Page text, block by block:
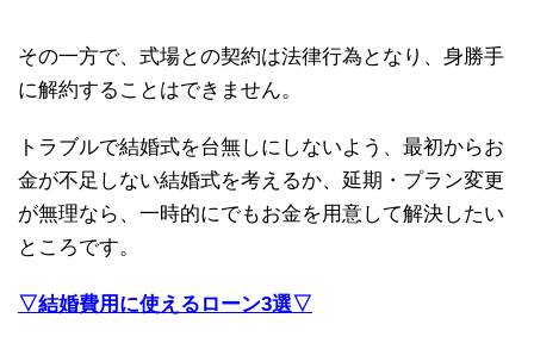
その一方で、式場との契約は法律行為となり、身勝手
に解約することはできません。
トラブルで結婚式を台無しにしないよう、最初からお
金が不足しない結婚式を考えるか、延期・プラン変更
が無理なら、一時的にでもお金を用意して解決したい
ところです。
▽結婚費用に使えるローン3選▽